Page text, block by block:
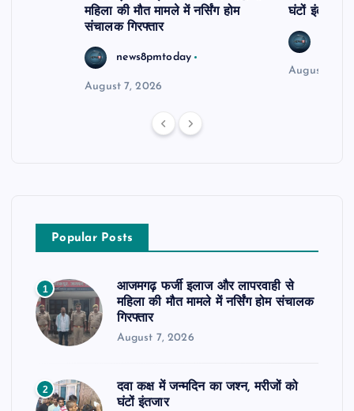
महिला की मौत मामले में नर्सिंग होम
संचालक गिरफ्तार
news8pmtoday
August 7, 2026
घंटों इंतजार
August 6,
Popular Posts
1
आजमगढ़ फर्जी इलाज और लापरवाही से
महिला की मौत मामले में नर्सिंग होम संचालक
गिरफ्तार
August 7, 2026
2
दवा कक्ष में जन्मदिन का जश्न, मरीजों को
घंटों इंतजार